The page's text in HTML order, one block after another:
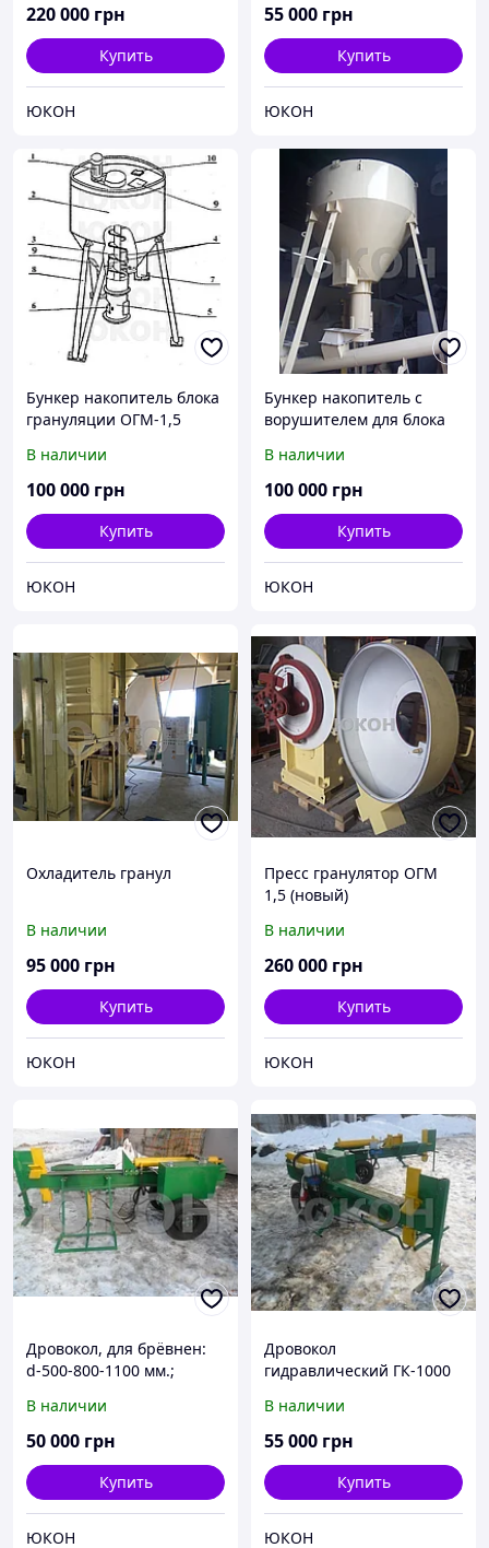
220 000 грн
Купить
ЮКОН
55 000 грн
Купить
ЮКОН
Бункер накопитель блока
грануляции ОГМ-1,5
В наличии
100 000 грн
Купить
ЮКОН
Бункер накопитель с
ворушителем для блока
В наличии
100 000 грн
Купить
ЮКОН
Охладитель гранул
В наличии
95 000 грн
Купить
ЮКОН
Пресс гранулятор ОГМ
1,5 (новый)
В наличии
260 000 грн
Купить
ЮКОН
Дровокол, для брёвнен:
d-500-800-1100 мм.;
тонн
В наличии
50 000 грн
Купить
ЮКОН
Дровокол
гидравлический ГК-1000
В наличии
55 000 грн
Купить
ЮКОН